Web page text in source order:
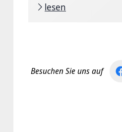
lesen
Besuchen Sie uns auf